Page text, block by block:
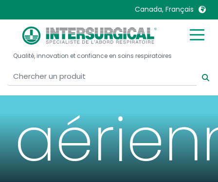
Canada, Français
United Kingdom
United States
Australia
Canada, English
Canada, Français
China
Italia
Nederlands
Qualité, innovation et confiance en soins respiratoires
des